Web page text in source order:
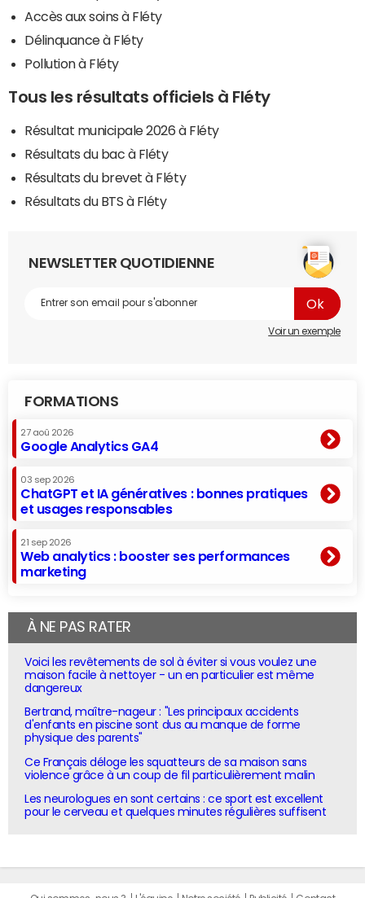
Accès aux soins à Fléty
Délinquance à Fléty
Pollution à Fléty
Tous les résultats officiels à Fléty
Résultat municipale 2026 à Fléty
Résultats du bac à Fléty
Résultats du brevet à Fléty
Résultats du BTS à Fléty
NEWSLETTER QUOTIDIENNE
Voir un exemple
FORMATIONS
27 aoû 2026
Google Analytics GA4
03 sep 2026
ChatGPT et IA génératives : bonnes pratiques
et usages responsables
21 sep 2026
Web analytics : booster ses performances
marketing
À NE PAS RATER
Voici les revêtements de sol à éviter si vous voulez une
maison facile à nettoyer - un en particulier est même
dangereux
Bertrand, maître-nageur : "Les principaux accidents
d'enfants en piscine sont dus au manque de forme
physique des parents"
Ce Français déloge les squatteurs de sa maison sans
violence grâce à un coup de fil particulièrement malin
Les neurologues en sont certains : ce sport est excellent
pour le cerveau et quelques minutes régulières suffisent